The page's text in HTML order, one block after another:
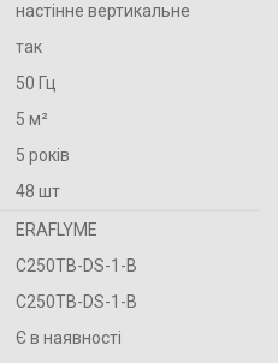
настінне вертикальне
так
50 Гц
5 м²
5 років
48 шт
ERAFLYME
C250TB-DS-1-B
C250TB-DS-1-B
Є в наявності